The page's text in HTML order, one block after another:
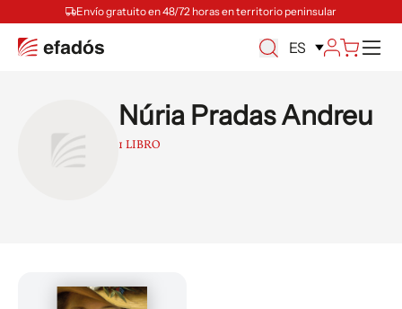
Envío gratuito en 48/72 horas en territorio peninsular
ES
Núria Pradas Andreu
1 LIBRO